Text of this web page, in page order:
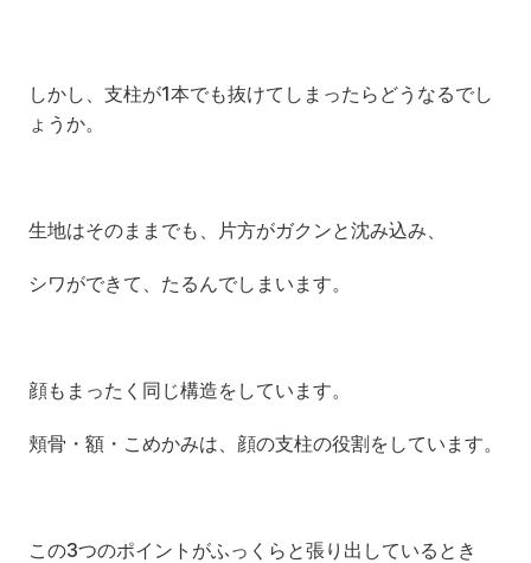
しかし、支柱が1本でも抜けてしまったらどうなるでし
ょうか。
生地はそのままでも、片方がガクンと沈み込み、
シワができて、たるんでしまいます。
顔もまったく同じ構造をしています。
頬骨・額・こめかみは、顔の支柱の役割をしています。
この3つのポイントがふっくらと張り出しているとき